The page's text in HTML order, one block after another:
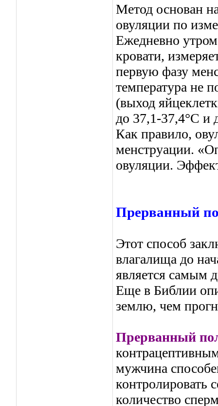
Метод основан
овуляции по
Ежедневно
кровати,
первую фазу
температура не
(выход
до 37,1-37,4°C и
Как правило,
менструации.
овуляции.
Прерванный
Этот способ
влагалища до
является самым
Еще в Библии
землю, чем
Прерванный
мужчина
контролировать
количество